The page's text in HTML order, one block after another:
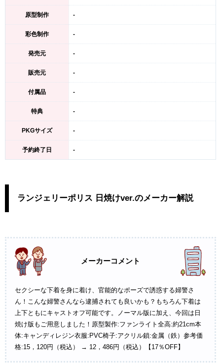
原型制作 -
彩色制作 -
発売元 -
販売元 -
付属品 -
特典 -
PKGサイズ -
予約終了日 -
ランジェリーポリス 日焼けver.のメーカー解説
メーカーコメント
セクシーな下着を身に着け、官能的なポーズで誘惑する婦警さ
ん！こんな婦警さんなら逮捕されても良いかも？もちろん下着は
上下ともにキャストオフ可能です。ノーマル版に加え、今回は日
焼け版もご用意しました！原型製作:ファンライト全高:約21cm本
体:キャンディレジン衣服:PVC椅子:アクリル鎖:金属（鉄）参考価
格:15，120円（税込） → 12，486円（税込）【17％OFF】